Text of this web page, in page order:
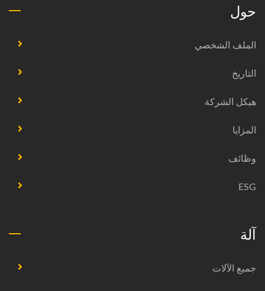
حول
الملف الشخصي
التاريخ
هيكل الشركة
المزايا
وظائف
ESG
آلة
جميع الآلات